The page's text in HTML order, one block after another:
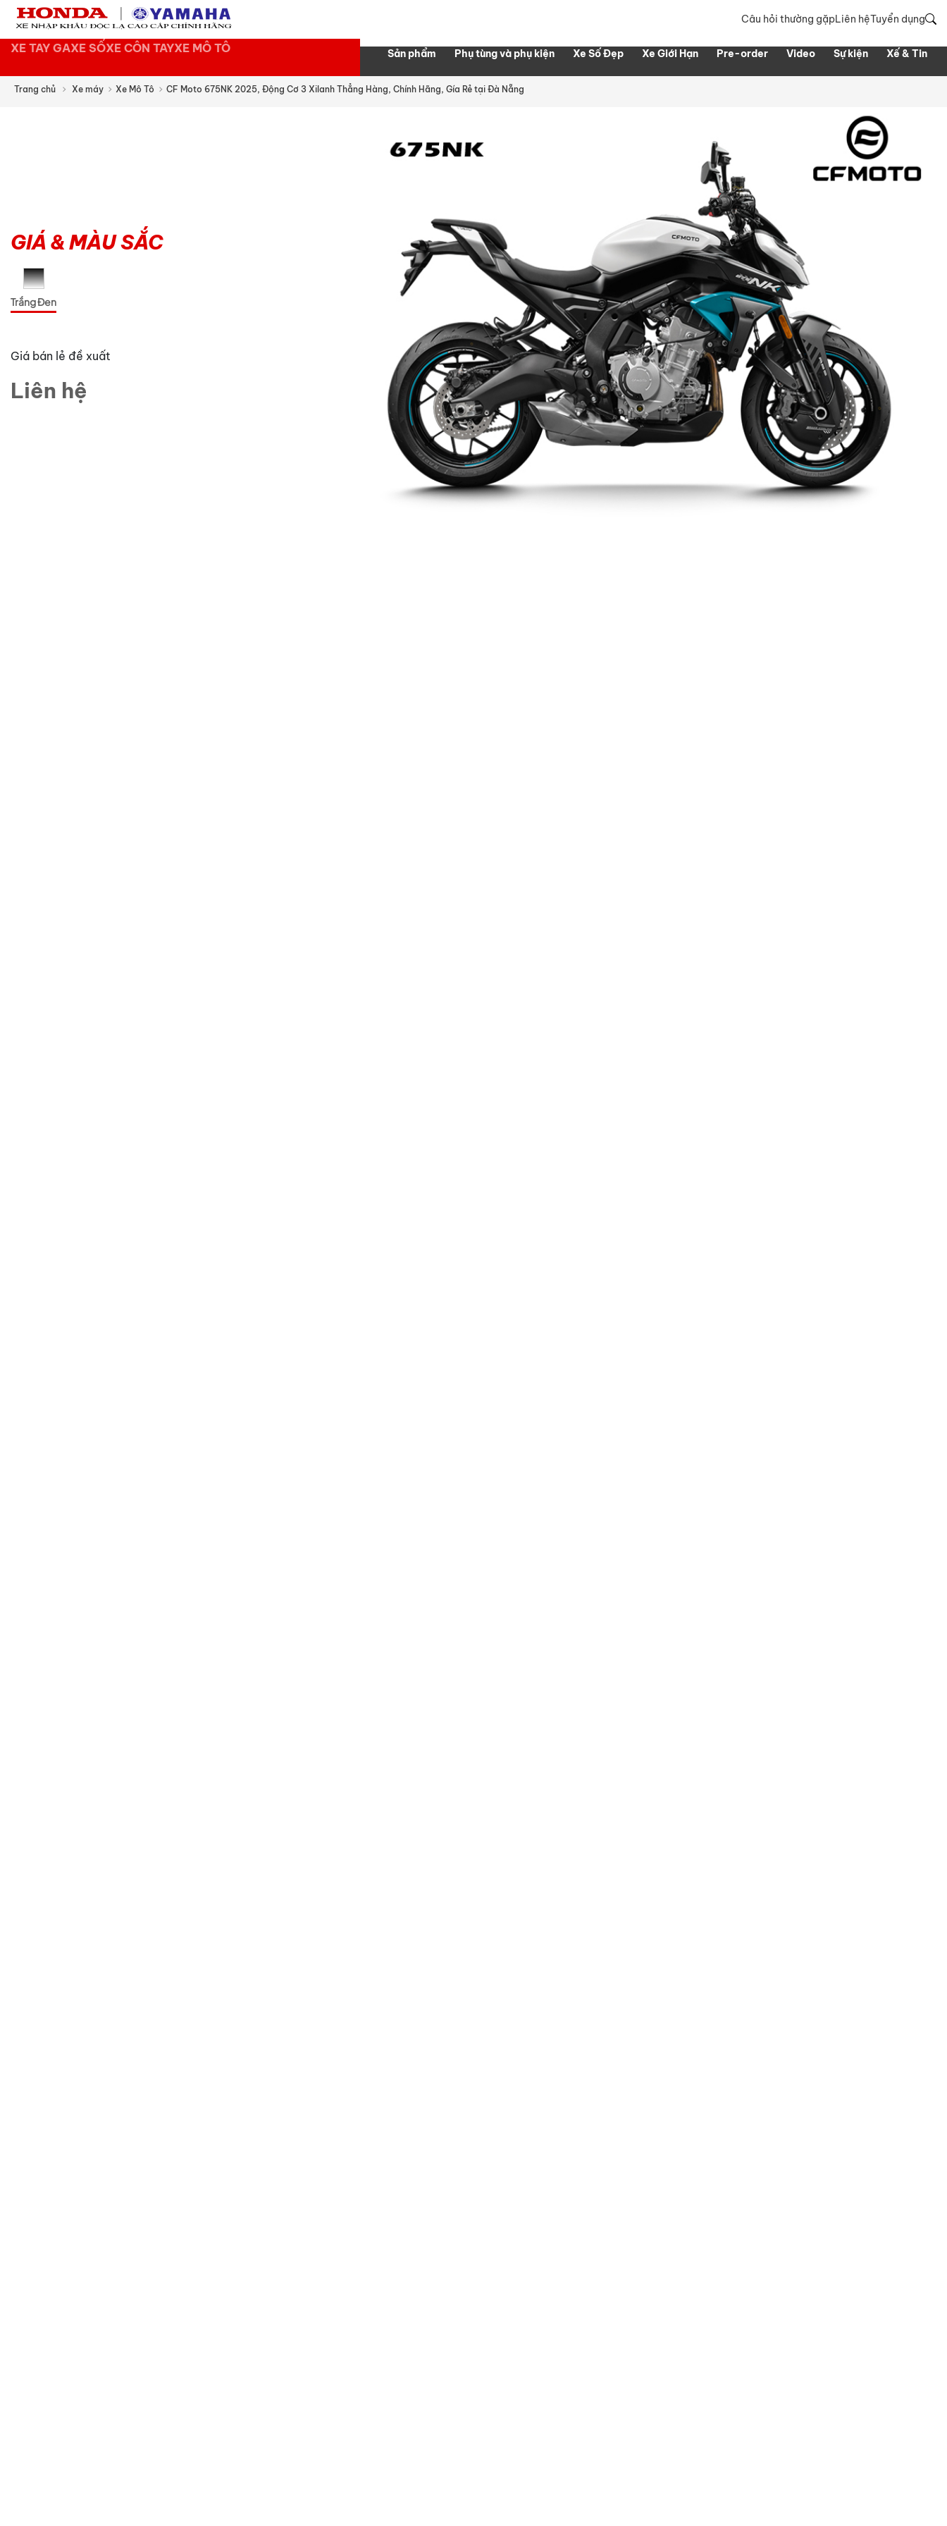
Câu hỏi thường gặpLiên hệTuyển dụng
XE TAY GAXE SỐXE CÔN TAYXE MÔ TÔ Sản phẩm Phụ tùng và phụ kiện Xe Số Đẹp Xe Giới Hạn Pre-order Video Sự kiện Xế & Tin
Trang chủ Xe máy Xe Mô Tô CF Moto 675NK 2025, Động Cơ 3 Xilanh Thẳng Hàng, Chính Hãng, Gía Rẻ tại Đà Nẵng
GIÁ & MÀU SẮC
Trắng Đen
Giá bán lẻ đề xuất
Liên hệ